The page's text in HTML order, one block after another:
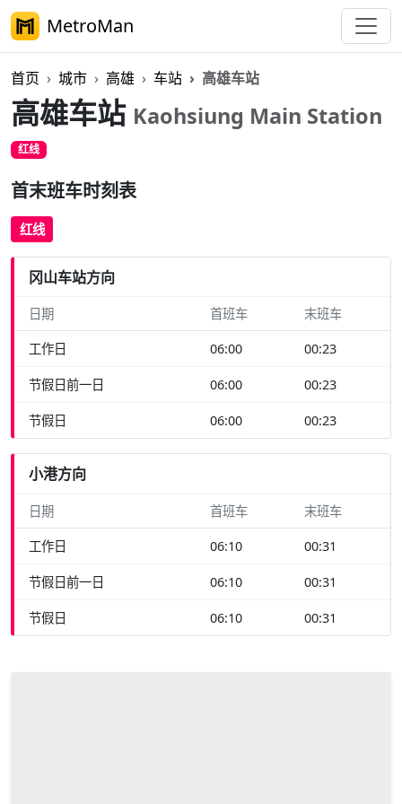
MetroMan
首页 城市 高雄 车站 高雄车站
高雄车站 Kaohsiung Main Station
红线
首末班车时刻表
红线
冈山车站方向
日期 首班车 末班车
工作日 06:00 00:23
节假日前一日 06:00 00:23
节假日 06:00 00:23
小港方向
日期 首班车 末班车
工作日 06:10 00:31
节假日前一日 06:10 00:31
节假日 06:10 00:31